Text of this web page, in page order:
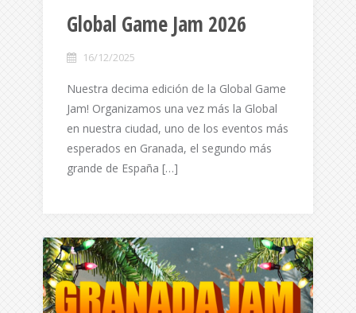
Global Game Jam 2026
16/12/2025
Nuestra decima edición de la Global Game
Jam! Organizamos una vez más la Global
en nuestra ciudad, uno de los eventos más
esperados en Granada, el segundo más
grande de España […]